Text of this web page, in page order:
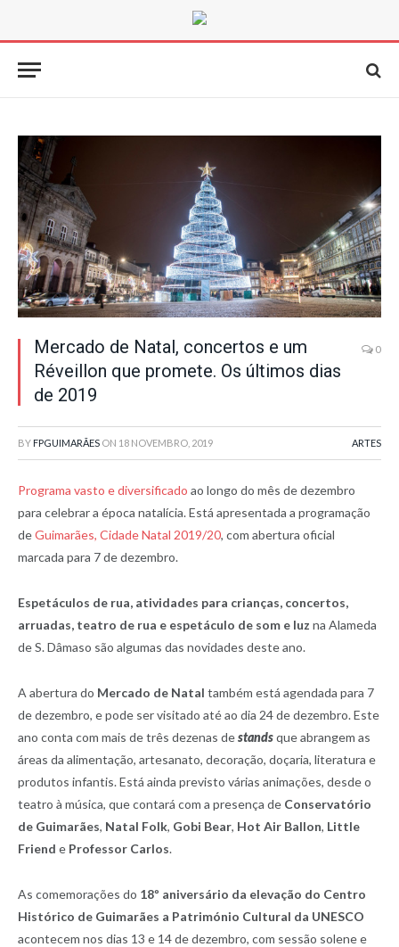
Mercado de Natal, concertos e um
Réveillon que promete. Os últimos dias
de 2019
0
BY FPGUIMARÃES ON 18 NOVEMBRO, 2019 ARTES
Programa vasto e diversificado ao longo do mês de dezembro
para celebrar a época natalícia. Está apresentada a programação
deGuimarães, Cidade Natal 2019/20, com abertura oficial
marcada para 7 de dezembro.
Espetáculos de rua, atividades para crianças, concertos,
arruadas, teatro de rua e espetáculo de som e luz na Alameda
de S. Dâmaso são algumas das novidades deste ano.
A abertura do Mercado de Natal também está agendada para 7
de dezembro, e pode ser visitado até ao dia 24 de dezembro. Este
ano conta com mais de três dezenas destandsque abrangem as
áreas da alimentação, artesanato, decoração, doçaria, literatura e
produtos infantis. Está ainda previsto várias animações, desde o
teatro à música, que contará com a presença de Conservatório
de Guimarães, Natal Folk, Gobi Bear, Hot Air Ballon, Little
Friend e Professor Carlos.
As comemorações do 18º aniversário da elevação do Centro
Histórico de Guimarães a Património Cultural da UNESCO
acontecem nos dias 13 e 14 de dezembro, com sessão solene e